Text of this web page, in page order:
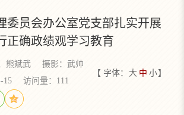
委员会办公室党支部扎实开展
正确政绩观学习教育
熊斌武
摄影：武帅
15
访问量： 111
【 字体： 大 中 小】